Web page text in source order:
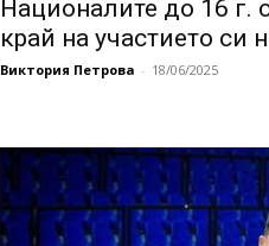
Националите до 16 г.
край на участието си
Виктория Петрова - 18/06/2025